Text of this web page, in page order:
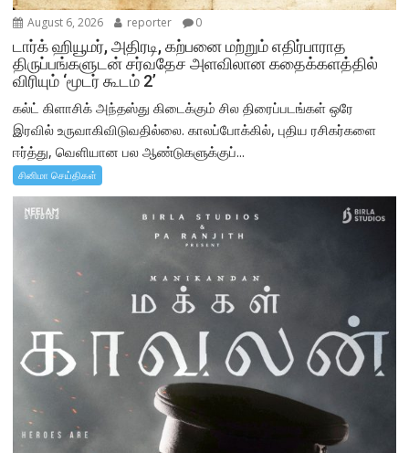
August 6, 2026 reporter 0
டார்க் ஹியூமர், அதிரடி, கற்பனை மற்றும் எதிர்பாராத
திருப்பங்களுடன் சர்வதேச அளவிலான கதைக்களத்தில்
விரியும் ‘மூடர் கூடம் 2’
கல்ட் கிளாசிக் அந்தஸ்து கிடைக்கும் சில திரைப்படங்கள் ஒரே
இரவில் உருவாகிவிடுவதில்லை. காலப்போக்கில், புதிய ரசிகர்களை
ஈர்த்து, வெளியான பல ஆண்டுகளுக்குப்...
சினிமா செய்திகள்